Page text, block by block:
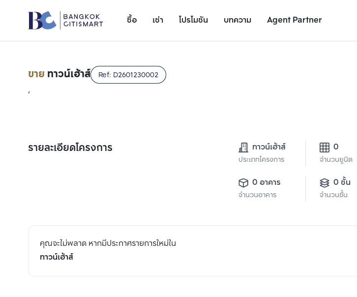
ซื้อ เช่า โปรโมชัน บทความ Agent Partner
รายละเอียดโครงการ
ขาย ทาวน์เฮ้าส์ Ref: D2601230002
,
รายละเอียดโครงการ ทาวน์เฮ้าส์
ประเภทโครงการ
0
จำนวนยูนิต
0 อาคาร
จำนวนอาคาร
0 ชั้น
จำนวนชั้น
คุณจะไม่พลาด หากมีประกาศรายการใหม่ใน
ทาวน์เฮ้าส์
รายการที่ 2